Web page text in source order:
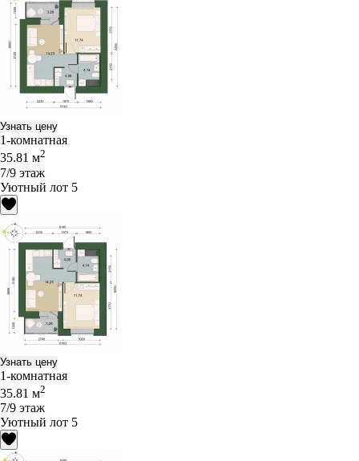
Узнать цену
1-комнатная
35.81 м2
7/9 этаж
Уютный лот 5
Узнать цену
1-комнатная
35.81 м2
7/9 этаж
Уютный лот 5